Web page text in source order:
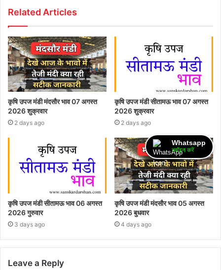
Related Articles
कृषि उपज मंडी मंदसौर भाव 07 अगस्त
2026 शुक्रवार
2 days ago
कृषि उपज मंडी सीतामऊ भाव 07 अगस्त
2026 शुक्रवार
2 days ago
कृषि उपज मंडी सीतामऊ भाव 06 अगस्त
2026 गुरुवार
3 days ago
कृषि उपज मंडी मंदसौर भाव 05 अगस्त
2026 बुधवार
4 days ago
Leave a Reply
Whatsapp
ज्वॉइन करें